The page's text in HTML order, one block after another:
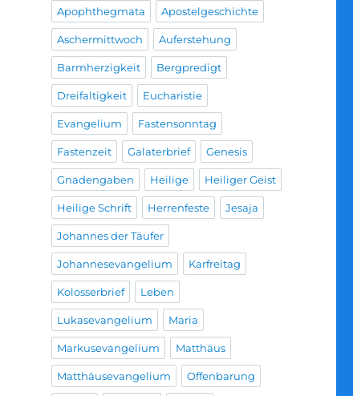
Apophthegmata Apostelgeschichte
Aschermittwoch Auferstehung
Barmherzigkeit Bergpredigt
Dreifaltigkeit Eucharistie
Evangelium Fastensonntag
Fastenzeit Galaterbrief Genesis
Gnadengaben Heilige Heiliger Geist
Heilige Schrift Herrenfeste Jesaja
Johannes der Täufer
Johannesevangelium Karfreitag
Kolosserbrief Leben
Lukasevangelium Maria
Markusevangelium Matthäus
Matthäusevangelium Offenbarung